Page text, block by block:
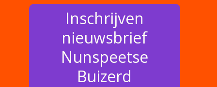
Inschrijven
nieuwsbrief
Nunspeetse
Buizerd